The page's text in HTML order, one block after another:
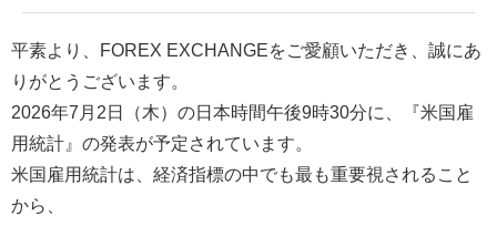
平素より、FOREX EXCHANGEをご愛顧いただき、誠にあ
りがとうございます。
2026年7月2日（木）の日本時間午後9時30分に、『米国雇
用統計』の発表が予定されています。
米国雇用統計は、経済指標の中でも最も重要視されること
から、